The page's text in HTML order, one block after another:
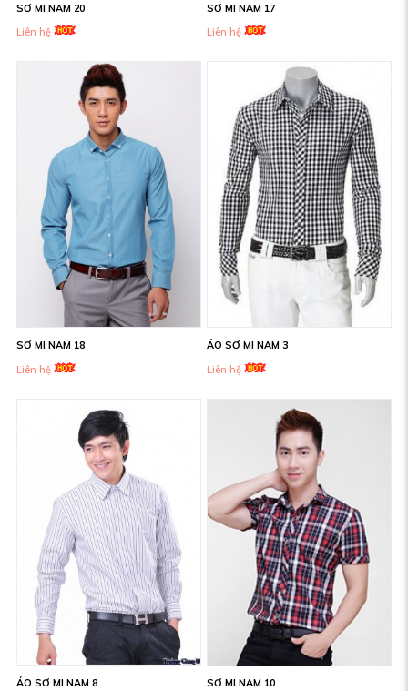
SƠ MI NAM 20
Liên hệ
SƠ MI NAM 17
Liên hệ
SƠ MI NAM 18
Liên hệ
ÁO SƠ MI NAM 3
Liên hệ
ÁO SƠ MI NAM 8
SƠ MI NAM 10